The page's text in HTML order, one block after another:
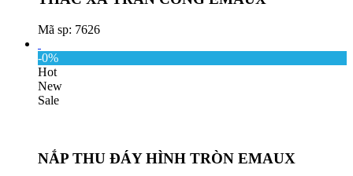
Mã sp: 7626
-0%
Hot
New
Sale
NẮP THU ĐÁY HÌNH TRÒN EMAUX